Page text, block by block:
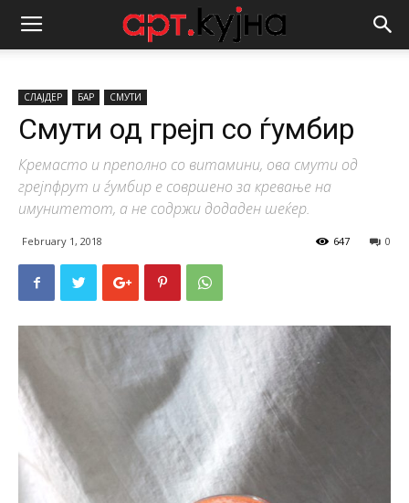
СЛАЈДЕР БАР СМУТИ
Смути од грејп со ѓумбир
Кремасто и преполно со витамини, ова смути од
грејпфрут и ѓумбир е совршено за кревање на
имунитетот, а не содржи додаден шеќер.
February 1, 2018 0
647